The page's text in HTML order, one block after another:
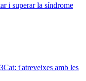
i superar la síndrome
t'atreveixes amb les